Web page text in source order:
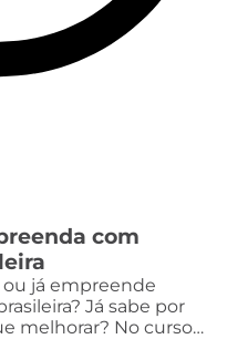
com
já empreende
Já sabe por
melhorar? No curso…